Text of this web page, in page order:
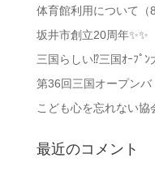
体育館利用について（
坂井市創立20周年✨✨
三国らしい⁉️三国ｵｰﾌﾟﾝ
第36回三国オープン
こども心を忘れない協
最近のコメント